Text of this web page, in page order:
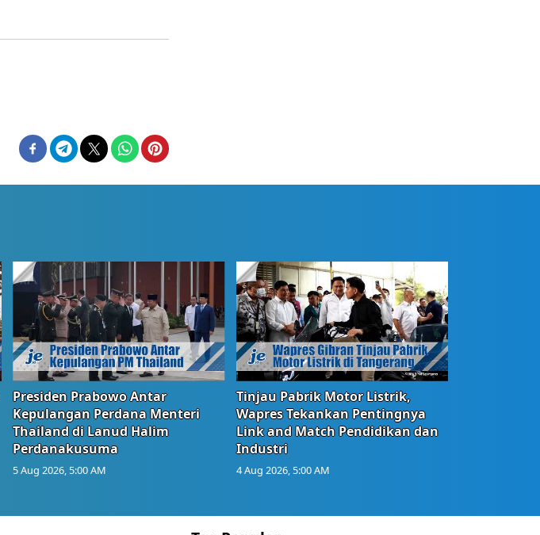
Presiden Prabowo Antar
Kepulangan Perdana Menteri
Thailand di Lanud Halim
Perdanakusuma
5 Aug 2026, 5:00 AM
Tinjau Pabrik Motor Listrik,
Wapres Tekankan Pentingnya
Link and Match Pendidikan dan
Industri
4 Aug 2026, 5:00 AM